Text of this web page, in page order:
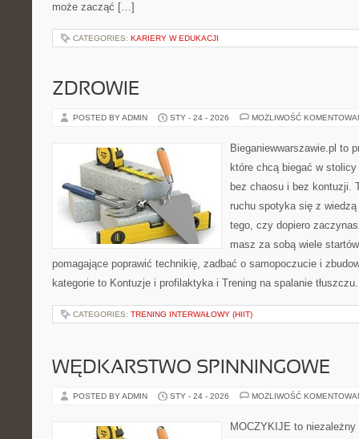
może zacząć […]
CATEGORIES: KARIERY W EDUKACJI
ZDROWIE
POSTED BY ADMIN STY - 24 - 2026 MOŻLIWOŚĆ
Bieganiewwarszawie.pl to
które chcą biegać w
bez chaosu i bez kontuzji.
ruchu spotyka się z
tego, czy dopiero
masz za sobą wiele
pomagające poprawić technikię, zadbać o samopoczucie i
kategorie to Kontuzje i profilaktyka i Trening na spalanie
CATEGORIES: TRENING INTERWAŁOWY (HIIT)
WĘDKARSTWO SPINNINGOWE
POSTED BY ADMIN STY - 24 - 2026 MOŻLIWOŚĆ
MOCZYKIJE to